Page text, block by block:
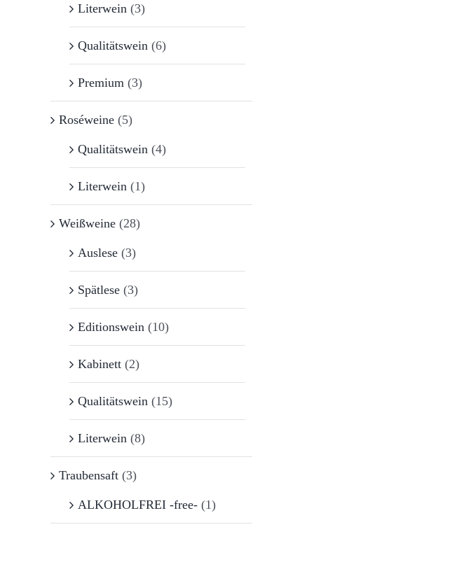
Literwein (3)
Qualitätswein (6)
Premium (3)
Roséweine (5)
Qualitätswein (4)
Literwein (1)
Weißweine (28)
Auslese (3)
Spätlese (3)
Editionswein (10)
Kabinett (2)
Qualitätswein (15)
Literwein (8)
Traubensaft (3)
ALKOHOLFREI -free- (1)